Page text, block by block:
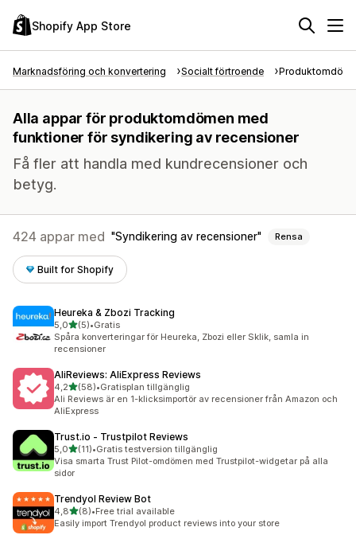
Shopify App Store
Marknadsföring och konvertering Socialt förtroende
Alla appar för produktomdömen med
funktioner för syndikering av recensioner
Få fler att handla med kundrecensioner och
betyg.
424 appar med Syndikering av recensioner Rensa
Built for Shopify
Heureka & Zbozi Tracking
5,0av 5 stjärnor
(5)
5 recensioner totalt
•Gratis
Spåra konverteringar för Heureka, Zbozi eller Sklik, samla in
recensioner
AliReviews: AliExpress Reviews
4,2av 5 stjärnor
(58)
58 recensioner totalt
•Gratisplan tillgänglig
Ali Reviews är en 1-klicksimportör av recensioner från Amazon och
AliExpress
Trust.io ‑ Trustpilot Reviews
5,0av 5 stjärnor
(11)
11 recensioner totalt
•Gratis testversion tillgänglig
Visa smarta Trust Pilot-omdömen med Trustpilot-widgetar på alla
sidor
Trendyol Review Bot
4,8av 5 stjärnor
(8)
8 recensioner totalt
•Free trial available
Easily import Trendyol product reviews into your store